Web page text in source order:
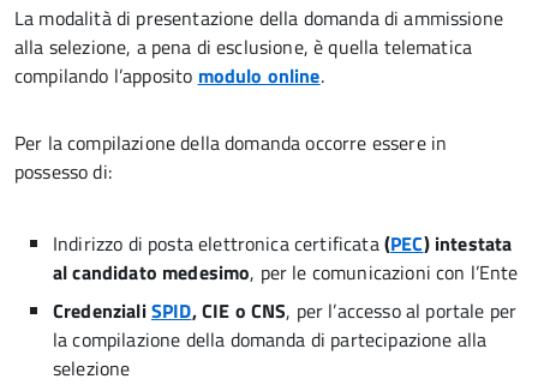
La modalità di presentazione della domanda di ammissione
alla selezione, a pena di esclusione, è quella telematica
compilando l’apposito modulo online.
Per la compilazione della domanda occorre essere in
possesso di:
Indirizzo di posta elettronica certificata(PEC) intestata
al candidato medesimo, per le comunicazioni con l’Ente
CredenzialiSPID, CIE o CNS, per l’accesso al portale per
la compilazione della domanda di partecipazione alla
selezione